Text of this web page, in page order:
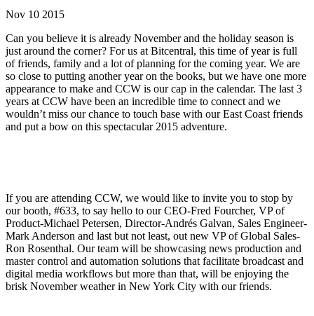
Nov 10 2015
Can you believe it is already November and the holiday season is
just around the corner? For us at Bitcentral, this time of year is full
of friends, family and a lot of planning for the coming year. We are
so close to putting another year on the books, but we have one more
appearance to make and CCW is our cap in the calendar. The last 3
years at CCW have been an incredible time to connect and we
wouldn’t miss our chance to touch base with our East Coast friends
and put a bow on this spectacular 2015 adventure.
If you are attending CCW, we would like to invite you to stop by
our booth, #633, to say hello to our CEO-Fred Fourcher, VP of
Product-Michael Petersen, Director-Andrés Galvan, Sales Engineer-
Mark Anderson and last but not least, out new VP of Global Sales-
Ron Rosenthal. Our team will be showcasing news production and
master control and automation solutions that facilitate broadcast and
digital media workflows but more than that, will be enjoying the
brisk November weather in New York City with our friends.